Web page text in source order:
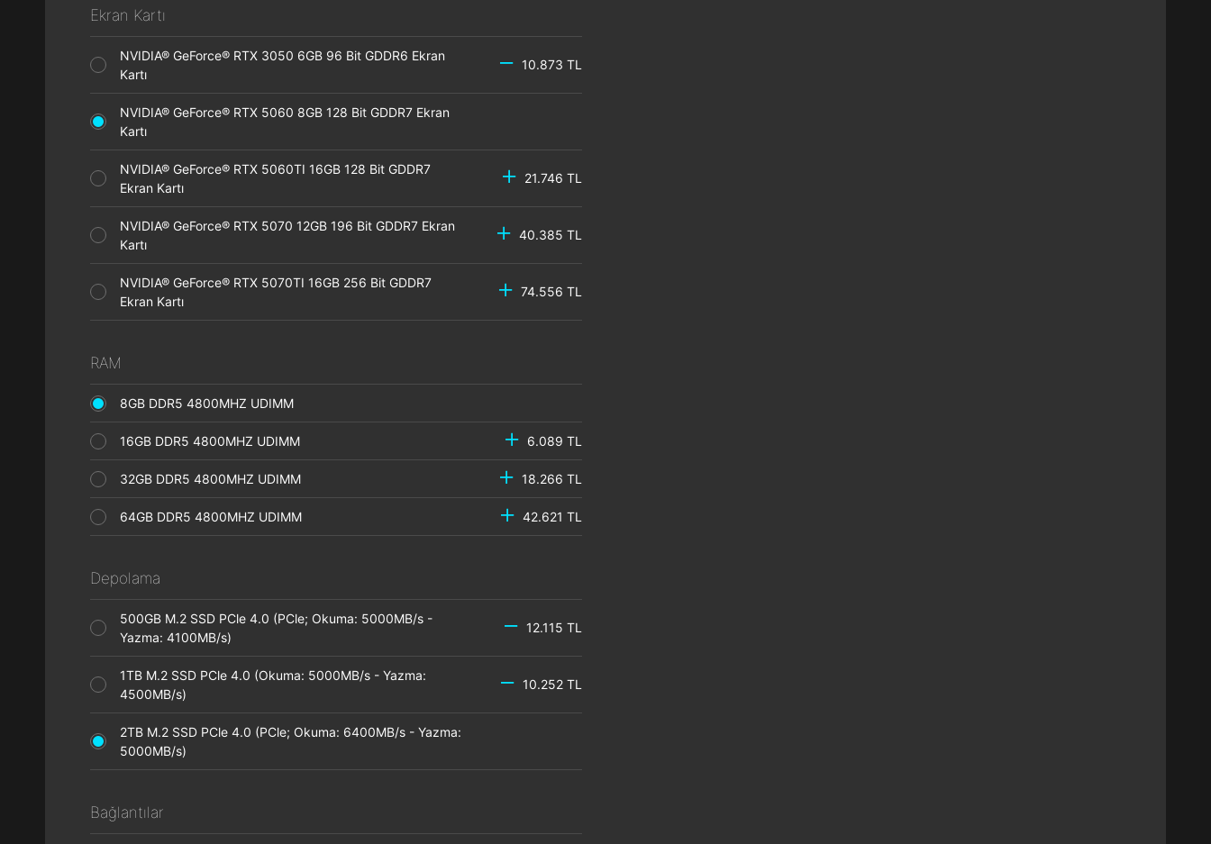
Ekran Kartı
NVIDIA® GeForce® RTX 3050 6GB 96 Bit GDDR6 Ekran
Kartı
10.873 TL
NVIDIA® GeForce® RTX 5060 8GB 128 Bit GDDR7 Ekran
Kartı
NVIDIA® GeForce® RTX 5060TI 16GB 128 Bit GDDR7
Ekran Kartı
21.746 TL
NVIDIA® GeForce® RTX 5070 12GB 196 Bit GDDR7 Ekran
Kartı
40.385 TL
NVIDIA® GeForce® RTX 5070TI 16GB 256 Bit GDDR7
Ekran Kartı
74.556 TL
RAM
8GB DDR5 4800MHZ UDIMM
16GB DDR5 4800MHZ UDIMM 6.089 TL
32GB DDR5 4800MHZ UDIMM 18.266 TL
64GB DDR5 4800MHZ UDIMM 42.621 TL
Depolama
500GB M.2 SSD PCle 4.0 (PCle; Okuma: 5000MB/s -
Yazma: 4100MB/s)
12.115 TL
1TB M.2 SSD PCle 4.0 (Okuma: 5000MB/s - Yazma:
4500MB/s)
10.252 TL
2TB M.2 SSD PCle 4.0 (PCle; Okuma: 6400MB/s - Yazma:
5000MB/s)
Bağlantılar